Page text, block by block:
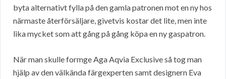
byta alternativt fylla på den gamla patronen mot en ny hos
närmaste återförsäljare, givetvis kostar det lite, men inte
lika mycket som att gång på gång köpa en ny gaspatron.
När man skulle formge Aga Aqvia Exclusive så tog man
hjälp av den välkända färgexperten samt designern Eva